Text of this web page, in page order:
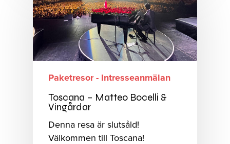
Paketresor - Intresseanmälan
Toscana – Matteo Bocelli &
Vingårdar
Denna resa är slutsåld!
Välkommen till Toscana!